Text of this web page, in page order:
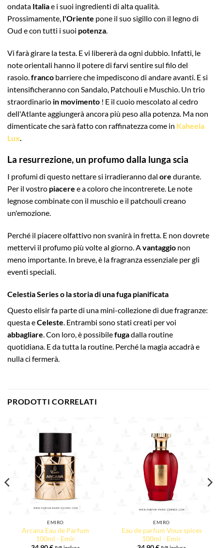
ondata Italiae i suoi ingredienti di alta qualità.
Prossimamente, l'Oriente pone il suo sigillo con il legno di
Oud e con tutti i suoi potenza
Vi farà girare la testa. E vi libererà da ogni dubbio. Infatti, le
note orientali hanno il potere di farvi sentire sul filo del
rasoio. franco barriere che impediscono di andare avanti. E si
intensificheranno con Sandalo, Patchouli e Muschio. Un trio
straordinario in movimento ! E il cuoio mescolato al cedro
dell'Atlante aggiungerà ancora più peso alla potenza. Ma non
dimenticate che sarà fatto con raffinatezza come in Kaheela
Lux
La resurrezione, un profumo dalla lunga scia
I profumi di questo nettare si irradieranno dal ore durante.
Per il vostro piacere e a coloro che incontrerete. Le note
legnose combinate con il muschio e il patchouli creano
un'emozione.
Perché il piacere olfattivo non svanirà in fretta. E non dovrete
mettervi il profumo più volte al giorno. A vantaggio non
meno importante. In breve, è la fragranza essenziale per gli
eventi speciali.
Celestia Series o la storia di una fuga pianificata
Questo elisir fa parte di una mini-collezione di due fragranze:
questa eCeleste . Entrambi sono stati creati per voi
abbagliare . Con loro, è possibilefugadalla routine
quotidiana. E da tutta la routine. Perché la magia accadrà e
nulla ci fermerà.
PRODOTTI CORRELATI
EMIRO
Arcana Eau de Parfum
100ml - Emir
EMIRO
Eau de parfum Voux spices
100ml - Emir